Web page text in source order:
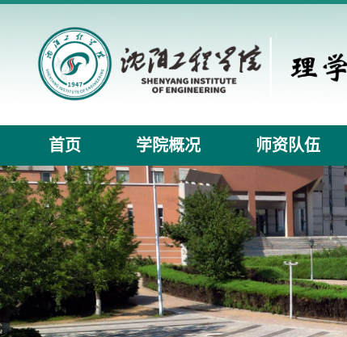
首页 学院概况 师资队伍